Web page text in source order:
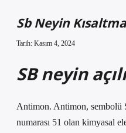
Sb Neyin
Tarih: Kasım 4, 2024
SB neyin
Antimon. Antimon, sembolü
numarası 51 olan kimyasal